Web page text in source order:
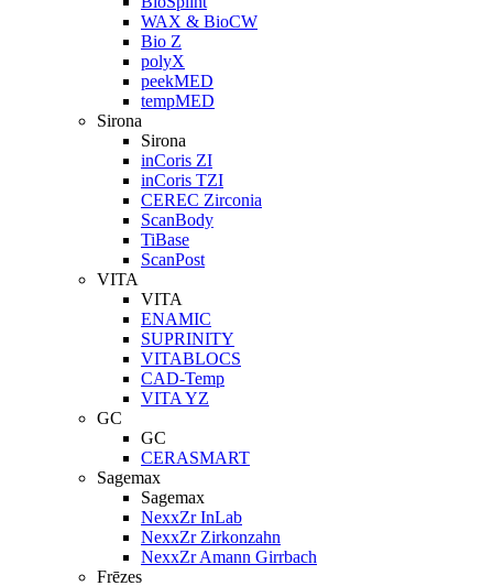
WAX & BioCW
Bio Z
polyX
peekMED
tempMED
Sirona
Sirona
inCoris ZI
inCoris TZI
CEREC Zirconia
ScanBody
TiBase
ScanPost
VITA
VITA
ENAMIC
SUPRINITY
VITABLOCS
CAD-Temp
VITA YZ
GC
GC
CERASMART
Sagemax
Sagemax
NexxZr InLab
NexxZr Zirkonzahn
NexxZr Amann Girrbach
Frēzes